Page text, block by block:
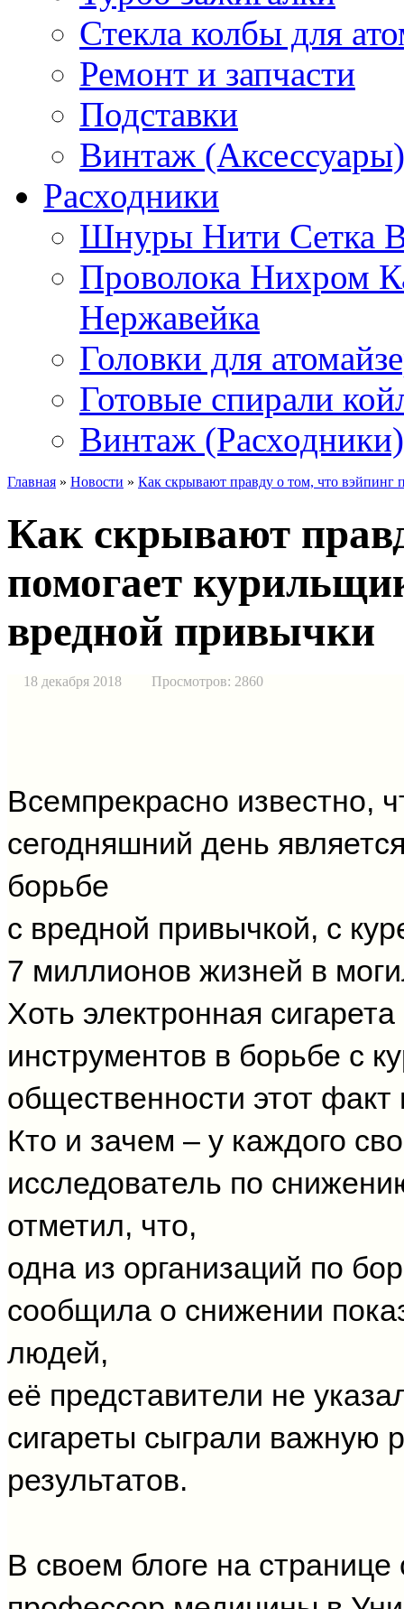
Стекла колбы для
Ремонт и запчасти
Подставки
Винтаж (Аксессуары)
Расходники
Шнуры Нити Сетка
Проволока Нихром
Нержавейка
Головки для
Готовые спирали
Винтаж (Расходники)
Главная » Новости » Как скрывают правду о том, что вэйпинг
Как скрывают
помогает
вредной привычки
18 декабря 2018 Просмотров: 2860
Всемпрекрасно известно,
сегодняшний день
борьбе
с вредной привычкой, с
7 миллионов жизней в
Хоть электронная
инструментов в борьбе с
общественности этот факт
Кто и зачем – у каждого
исследователь по
отметил, что,
одна из организаций по
сообщила о снижении
людей,
её представители не
сигареты сыграли важную
результатов.
В своем блоге на странице